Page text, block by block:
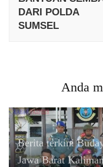
DARI POLDA
SUMSEL
Anda
Berita terkini
Jawa Barat